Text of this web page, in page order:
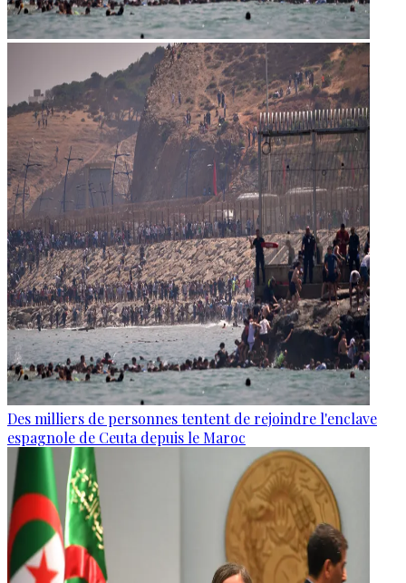
Des milliers de personnes tentent de rejoindre l'enclave
espagnole de Ceuta depuis le Maroc